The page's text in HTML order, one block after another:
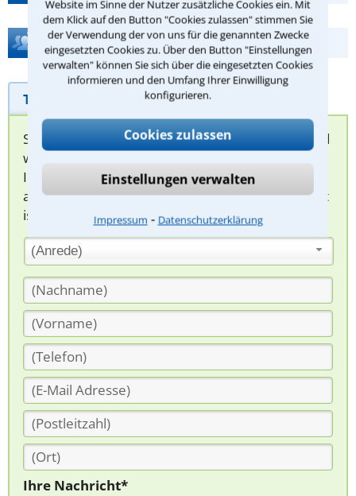
Website im Sinne der Nutzer zusätzliche Cookies ein. Mit
dem Klick auf den Button "Cookies zulassen" stimmen Sie
der Verwendung der von uns für die genannten Zwecke
eingesetzten Cookies zu. Über den Button "Einstellungen
verwalten" können Sie sich über die eingesetzten Cookies
informieren und den Umfang Ihrer Einwilligung
konfigurieren.
Cookies zulassen
Einstellungen verwalten
Impressum ⁃ Datenschutzerklärung
Hilfe bei Ihrer Anwaltsuche?
Telefonhilfe Beratungsanfrage
Sie können hier Ihren Fall schildern. Anschließend
werden sich spezialisierte Rechtsanwälte bei
Ihnen melden, um das weitere Vorgehen
abzuklären. Die Rückmeldung durch einen Anwalt
ist für Sie kostenlos.
(Anrede)
Ihre Nachricht*